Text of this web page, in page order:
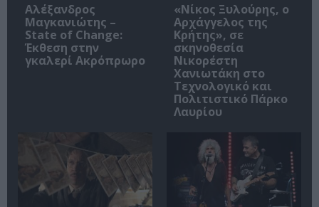
Αλέξανδρος
Μαγκανιώτης –
State of Change:
Έκθεση στην
γκαλερί Ακρόπρωρο
«Νίκος Ξυλούρης, ο
Αρχάγγελος της
Κρήτης», σε
σκηνοθεσία
Νικορέστη
Χανιωτάκη στο
Τεχνολογικό και
Πολιτιστικό Πάρκο
Λαυρίου